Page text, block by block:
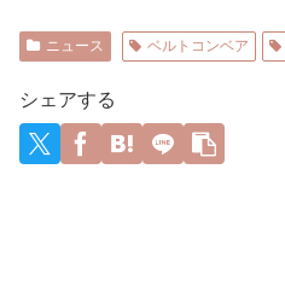
しま
う……
も、〇〇
組の一員
しまって
いるんだ
とか
【再】
クチンを
接種・東
大が3万
1000人を
調査】ワ
クチン忌
避と、信
が戦った
ら勝負に
勝」www
の個体数
が急減」
ニュース ベルトコンベア
シェアする